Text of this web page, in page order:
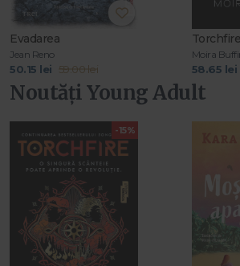
Evadarea
Jean Reno
50.15 lei 59.00 lei
Torchfire
Moira
58.65 lei
Noutăți Young Adult
-15%